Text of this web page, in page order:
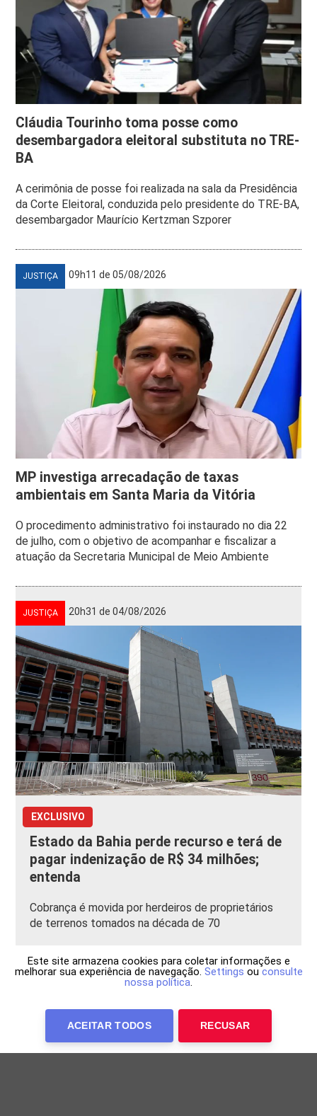
Cláudia Tourinho toma posse como
desembargadora eleitoral substituta no TRE-
BA
A cerimônia de posse foi realizada na sala da Presidência
da Corte Eleitoral, conduzida pelo presidente do TRE-BA,
desembargador Maurício Kertzman Szporer
JUSTIÇA 09h11 de 05/08/2026
MP investiga arrecadação de taxas
ambientais em Santa Maria da Vitória
O procedimento administrativo foi instaurado no dia 22
de julho, com o objetivo de acompanhar e fiscalizar a
atuação da Secretaria Municipal de Meio Ambiente
JUSTIÇA 20h31 de 04/08/2026
EXCLUSIVO
Estado da Bahia perde recurso e terá de
pagar indenização de R$ 34 milhões;
entenda
Cobrança é movida por herdeiros de proprietários
de terrenos tomados na década de 70
Este site armazena cookies para coletar informações e
melhorar sua experiência de navegação. Settings ou consulte
nossa política.
ACEITAR TODOS RECUSAR